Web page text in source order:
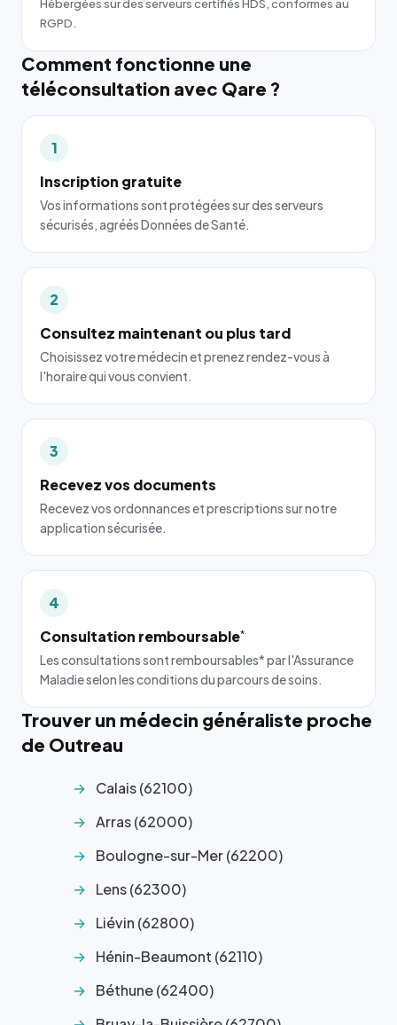
Hébergées sur des serveurs certifiés HDS, conformes au
RGPD.
Comment fonctionne une
téléconsultation avec Qare ?
1
Inscription gratuite
Vos informations sont protégées sur des serveurs
sécurisés, agréés Données de Santé.
2
Consultez maintenant ou plus tard
Choisissez votre médecin et prenez rendez-vous à
l'horaire qui vous convient.
3
Recevez vos documents
Recevez vos ordonnances et prescriptions sur notre
application sécurisée.
4
Consultation remboursable*
Les consultations sont remboursables* par l'Assurance
Maladie selon les conditions du parcours de soins.
Trouver un médecin généraliste proche
de Outreau
Calais (62100)
Arras (62000)
Boulogne-sur-Mer (62200)
Lens (62300)
Liévin (62800)
Hénin-Beaumont (62110)
Béthune (62400)